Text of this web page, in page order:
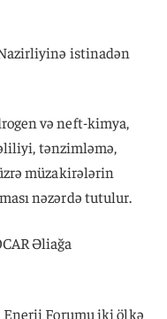
istinadən
və neft-kimya,
tənzimləmə,
müzakirələrin
nəzərdə tutulur.
Əliağa
Enerji Forumu iki ölkə